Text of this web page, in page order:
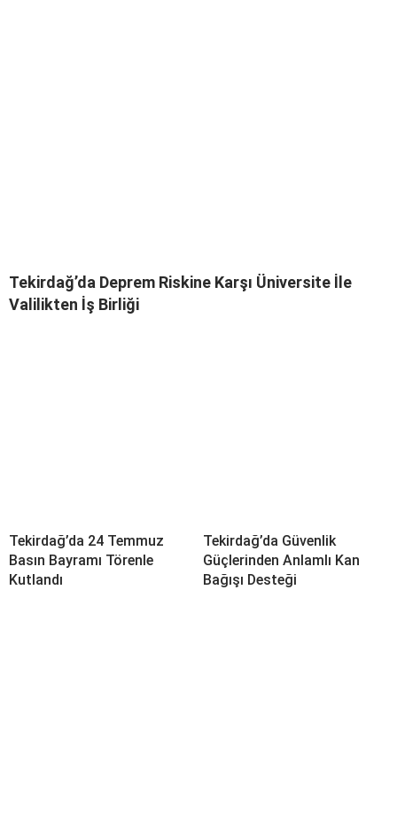
Tekirdağ’da Deprem Riskine Karşı Üniversite İle
Valilikten İş Birliği
Tekirdağ’da 24 Temmuz
Basın Bayramı Törenle
Kutlandı
Tekirdağ’da Güvenlik
Güçlerinden Anlamlı Kan
Bağışı Desteği